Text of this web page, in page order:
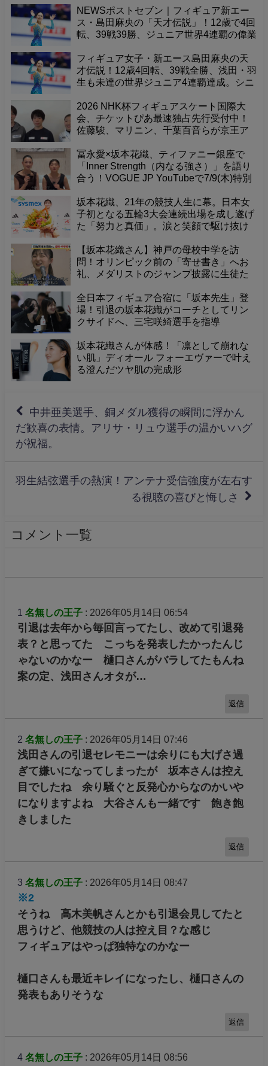
NEWSポストセブン｜フィギュア新エー
ス・島田麻央の「天才伝説」！12歳で4回
転、39戦39勝、ジュニア世界4連覇の偉業
フィギュア女子・新エース島田麻央の天
才伝説！12歳4回転、39戦全勝、浅田・羽
生も未達の世界ジュニア4連覇達成。シニ
2026 NHK杯フィギュアスケート国際大
会、チケットぴあ最速独占先行受付中！
佐藤駿、マリニン、千葉百音らが京王ア
手コメント動画も到着！
冨永愛×坂本花織、ティファニー銀座で
「Inner Strength（内なる強さ）」を語り
合う！VOGUE JP YouTubeで7/9(木)特別
坂本花織、21年の競技人生に幕。日本女
子初となる五輪3大会連続出場を成し遂げ
た「努力と真価」。涙と笑顔で駆け抜け
の。
【坂本花織さん】神戸の母校中学を訪
問！オリンピック前の「寄せ書き」へお
礼、メダリストのジャンプ披露に生徒た
全日本フィギュア合宿に「坂本先生」登
場！引退の坂本花織がコーチとしてリン
クサイドへ、三宅咲綺選手を指導
坂本花織さんが体感！「凛として崩れな
い肌」ディオール フォーエヴァーで叶え
る澄んだツヤ肌の完成形
中井亜美選手、銅メダル獲得の瞬間に浮かん
だ歓喜の表情。アリサ・リュウ選手の温かいハグ
が祝福。
羽生結弦選手の熱演！アンテナ受信強度が左右す
る視聴の喜びと悔しさ
コメント一覧
1 名無しの王子: 2026年05月14日 06:54
引退は去年から毎回言ってたし、改めて引退発
表？と思ってた こっちを発表したかったんじ
ゃないのかなー 樋口さんがバラしてたもんね
案の定、浅田さんオタが…
返信
2 名無しの王子: 2026年05月14日 07:46
浅田さんの引退セレモニーは余りにも大げさ過
ぎて嫌いになってしまったが 坂本さんは控え
目でしたね 余り騒ぐと反発心からなのかいや
になりますよね 大谷さんも一緒です 飽き飽
きしました
返信
3 名無しの王子: 2026年05月14日 08:47
※2
そうね 高木美帆さんとかも引退会見してたと
思うけど、他競技の人は控え目？な感じ
フィギュアはやっぱ独特なのかなー
樋口さんも最近キレイになったし、樋口さんの
発表もありそうな
返信
4 名無しの王子: 2026年05月14日 08:56